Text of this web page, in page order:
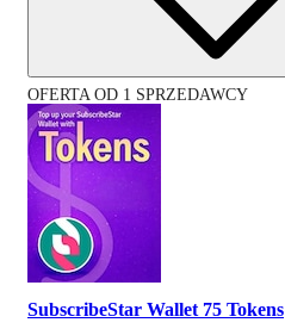
OFERTA OD 1 SPRZEDAWCY
SubscribeStar Wallet 75 Tokens